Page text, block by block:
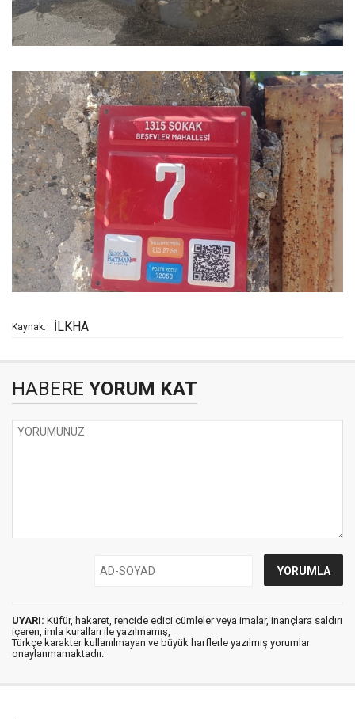
Kaynak: İLKHA
HABERE YORUM KAT
UYARI: Küfür, hakaret, rencide edici cümleler veya imalar, inançlara saldırı
içeren, imla kuralları ile yazılmamış,
Türkçe karakter kullanılmayan ve büyük harflerle yazılmış yorumlar
onaylanmamaktadır.